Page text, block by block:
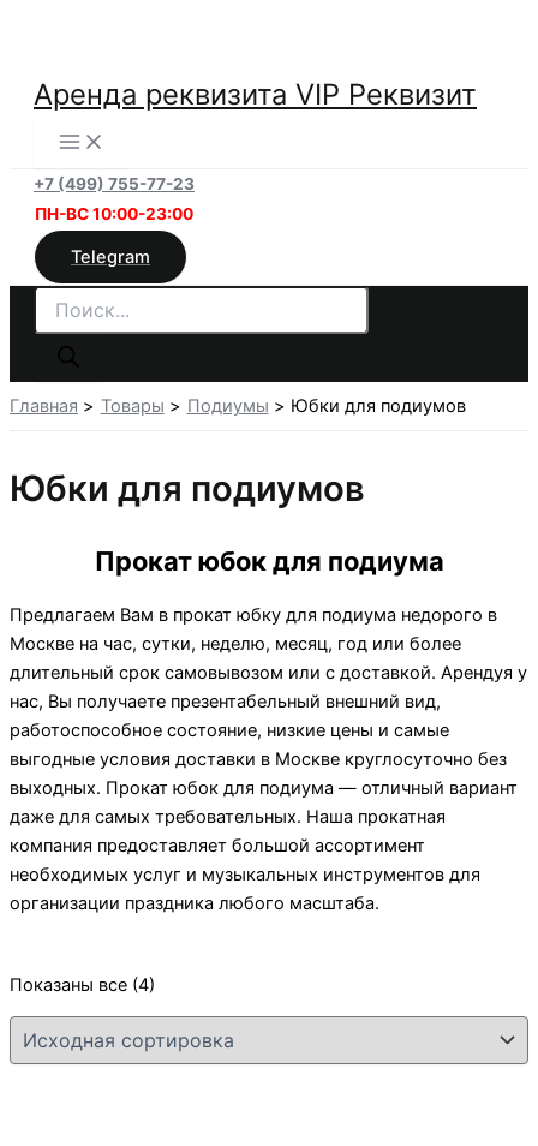
содержимому
Аренда реквизита VIP Реквизит
+7 (499) 755-77-23
ПН-ВС 10:00-23:00
Telegram
Поиск
товаров
Главная Товары Подиумы Юбки для подиумов
Юбки для подиумов
Прокат юбок для подиума
Предлагаем Вам в прокат юбку для подиума недорого в
Москве на час, сутки, неделю, месяц, год или более
длительный срок самовывозом или с доставкой. Арендуя у
нас, Вы получаете презентабельный внешний вид,
работоспособное состояние, низкие цены и самые
выгодные условия доставки в Москве круглосуточно без
выходных. Прокат юбок для подиума — отличный вариант
даже для самых требовательных. Наша прокатная
компания предоставляет большой ассортимент
необходимых услуг и музыкальных инструментов для
организации праздника любого масштаба.
Показаны все (4)